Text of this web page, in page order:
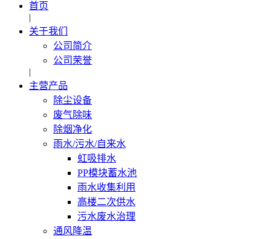
首页
|
关于我们
公司简介
公司荣誉
|
主营产品
除尘设备
废气除味
除烟净化
雨水/污水/自来水
虹吸排水
PP模块蓄水池
雨水收集利用
高楼二次供水
污水废水治理
通风降温